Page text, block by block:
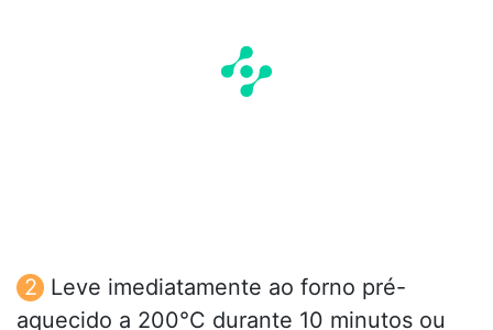
Leve imediatamente ao forno pré-
aquecido a 200°C durante 10 minutos ou